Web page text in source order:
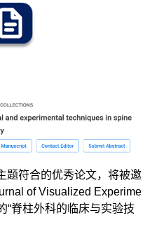
题符合的优秀论文，将被邀
of Visualized Experime
“脊柱外科的临床与实验技